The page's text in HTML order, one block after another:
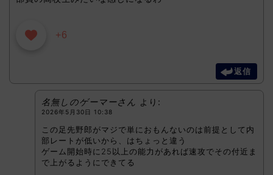
+6
返信
名無しのゲーマーさん より:
2026年5月30日 10:38
この足先野郎がマジで単におもんないのは前提として内
部レートが低いから、はちょっと違う
ゲーム開始時に25以上の能力があれば速攻でその付近ま
で上がるようにできてる